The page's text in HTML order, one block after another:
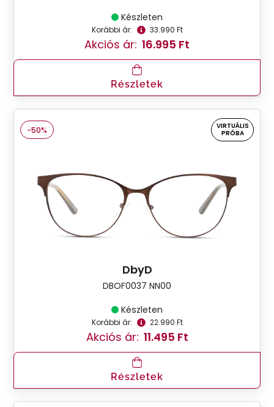
Készleten
Korábbi ár: 33.990 Ft
Akciós ár: 16.995 Ft
Részletek
-50%
VIRTUÁLIS
PRÓBA
DbyD
DBOF0037 NN00
Készleten
Korábbi ár: 22.990 Ft
Akciós ár: 11.495 Ft
Részletek